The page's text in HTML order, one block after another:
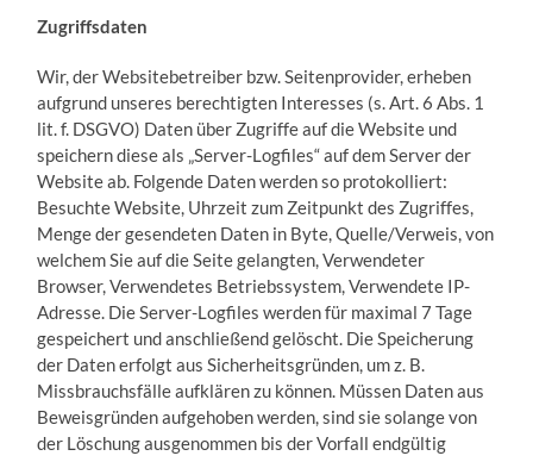
Zugriffsdaten
Wir, der Websitebetreiber bzw. Seitenprovider, erheben
aufgrund unseres berechtigten Interesses (s. Art. 6 Abs. 1
lit. f. DSGVO) Daten über Zugriffe auf die Website und
speichern diese als „Server-Logfiles“ auf dem Server der
Website ab. Folgende Daten werden so protokolliert:
Besuchte Website, Uhrzeit zum Zeitpunkt des Zugriffes,
Menge der gesendeten Daten in Byte, Quelle/Verweis, von
welchem Sie auf die Seite gelangten, Verwendeter
Browser, Verwendetes Betriebssystem, Verwendete IP-
Adresse. Die Server-Logfiles werden für maximal 7 Tage
gespeichert und anschließend gelöscht. Die Speicherung
der Daten erfolgt aus Sicherheitsgründen, um z. B.
Missbrauchsfälle aufklären zu können. Müssen Daten aus
Beweisgründen aufgehoben werden, sind sie solange von
der Löschung ausgenommen bis der Vorfall endgültig